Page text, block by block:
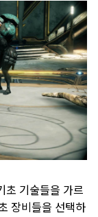
초 기술들을 가르
장비들을 선택하